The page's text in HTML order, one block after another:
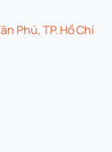
Phú, TP. Hồ Chí